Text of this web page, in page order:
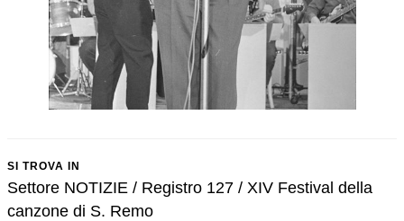
SI TROVA IN
Settore NOTIZIE / Registro 127 / XIV Festival della
canzone di S. Remo